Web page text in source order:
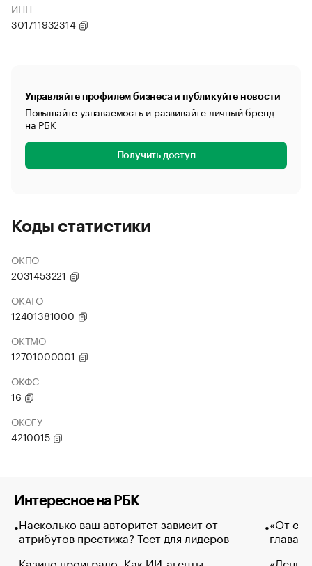
ИНН
301711932314
Управляйте профилем бизнеса и публикуйте новости
Повышайте узнаваемость и развивайте личный бренд
на РБК
Получить доступ
Коды статистики
ОКПО
2031453221
ОКАТО
12401381000
ОКТМО
12701000001
ОКФС
16
ОКОГУ
4210015
Интересное на РБК
Насколько ваш авторитет зависит от
атрибутов престижа? Тест для лидеров
Казино проиграло. Как ИИ-агенты
«От
глава